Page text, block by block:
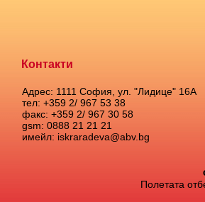
Контакти
Адрес: 1111 София, ул. "Лидице" 16А
тел: +359 2/ 967 53 38
факс: +359 2/ 967 30 58
gsm: 0888 21 21 21
имейл: iskraradeva@abv.bg
Полетата